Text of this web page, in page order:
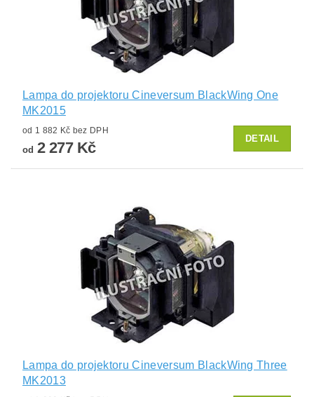
Lampa do projektoru Cineversum BlackWing One
MK2015
od 1 882 Kč bez DPH
od 2 277 Kč
DETAIL
Lampa do projektoru Cineversum BlackWing Three
MK2013